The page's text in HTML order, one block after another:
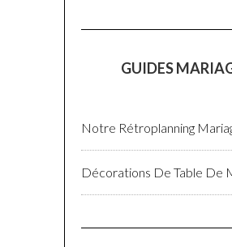
GUIDES
Notre Rétroplanning
Décorations De Table De